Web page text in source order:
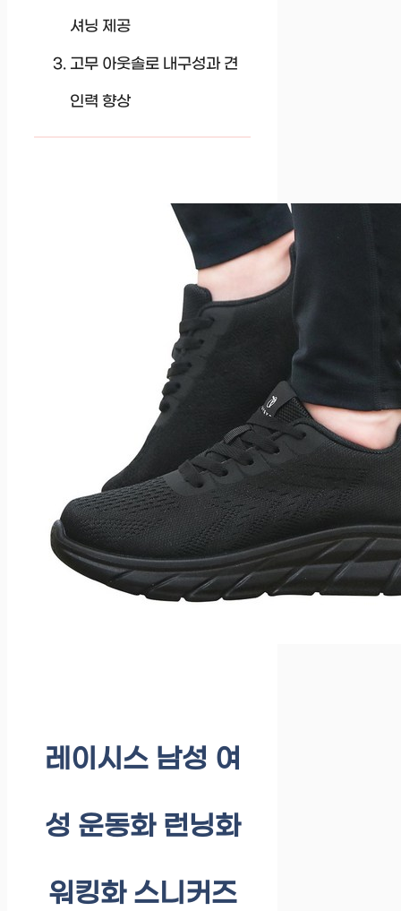
셔닝 제공
고무 아웃솔로 내구성과 견
인력 향상
레이시스 남성 여
성 운동화 런닝화
워킹화 스니커즈